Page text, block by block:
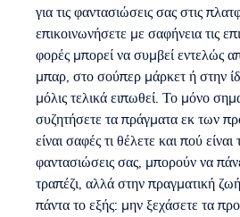
για τις φαντασιώσεις σας στις
επικοινωνήσετε με σαφήνεια τις
φορές μπορεί να συμβεί εντελώς
μπαρ, στο σούπερ μάρκετ ή στην
μόλις τελικά ειπωθεί. Το μόνο
συζητήσετε τα πράγματα εκ των
είναι σαφές τι θέλετε και πού
φαντασιώσεις σας, μπορούν να
τραπέζι, αλλά στην πραγματική
πάντα το εξής: μην ξεχάσετε τα